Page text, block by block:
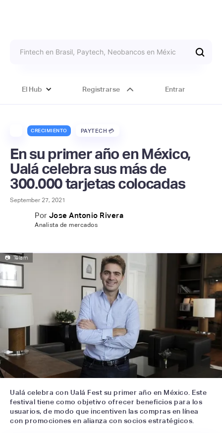
El Hub Registrarse Entrar
CRECIMIENTO PAYTECH 💳
En su primer año en México,
Ualá celebra sus más de
300.000 tarjetas colocadas
September 27, 2021
Por Jose Antonio Rivera
Analista de mercados
📷 Télam
Ualá celebra con Ualá Fest su primer año en México. Este
festival tiene como objetivo ofrecer beneficios para los
usuarios, de modo que incentiven las compras en línea
con promociones en alianza con socios estratégicos.